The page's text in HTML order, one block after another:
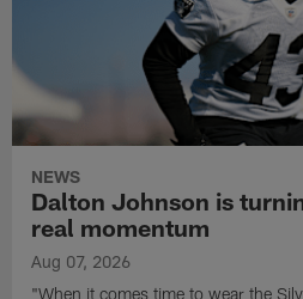
NEWS
Dalton Johnson is
real momentum
Aug 07, 2026
"When it comes time to wear the